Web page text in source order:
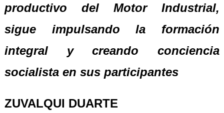
productivo del Motor Industrial,
sigue impulsando la formación
integral y creando conciencia
socialista en sus participantes
ZUVALQUI DUARTE